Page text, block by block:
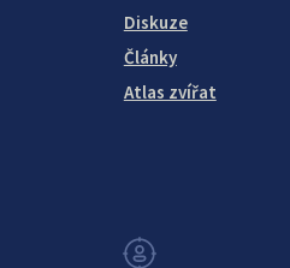
Diskuze
Články
Atlas zvířat